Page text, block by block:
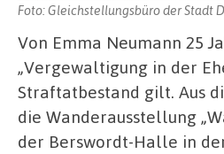
Foto: Gleichstellungsbüro der Stadt
Von Emma Neumann 25
„Vergewaltigung in der
Straftatbestand gilt. Aus
die Wanderausstellung
der Berswordt-Halle in